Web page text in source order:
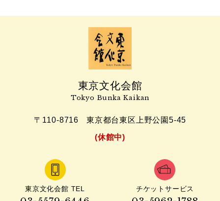
東京文化会館
Tokyo Bunka Kaikan
〒110-8716 東京都台東区上野公園5-45
(休館中)
東京文化会館 TEL チケットサービス